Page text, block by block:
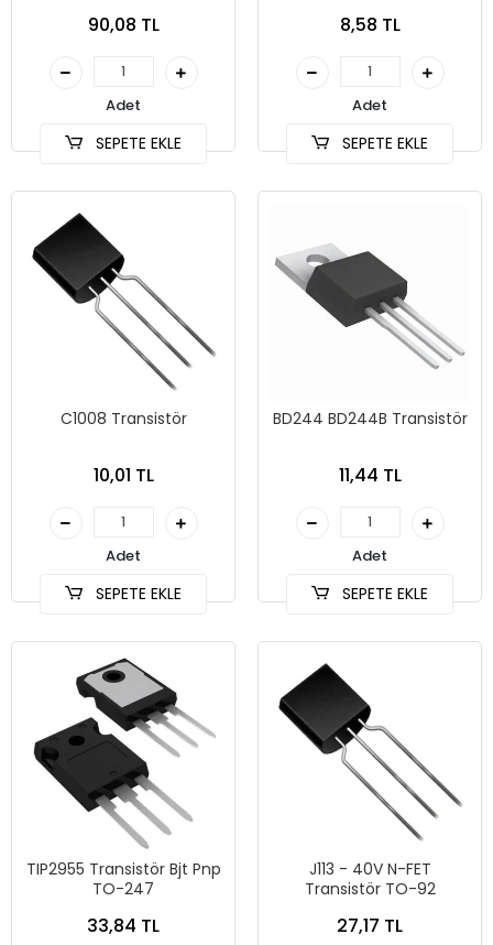
90,08 TL
Adet
SEPETE EKLE
8,58 TL
Adet
SEPETE EKLE
C1008 Transistör
10,01 TL
Adet
SEPETE EKLE
BD244 BD244B Transistör
11,44 TL
Adet
SEPETE EKLE
TIP2955 Transistör Bjt Pnp
TO-247
33,84 TL
J113 - 40V N-FET
Transistör TO-92
27,17 TL